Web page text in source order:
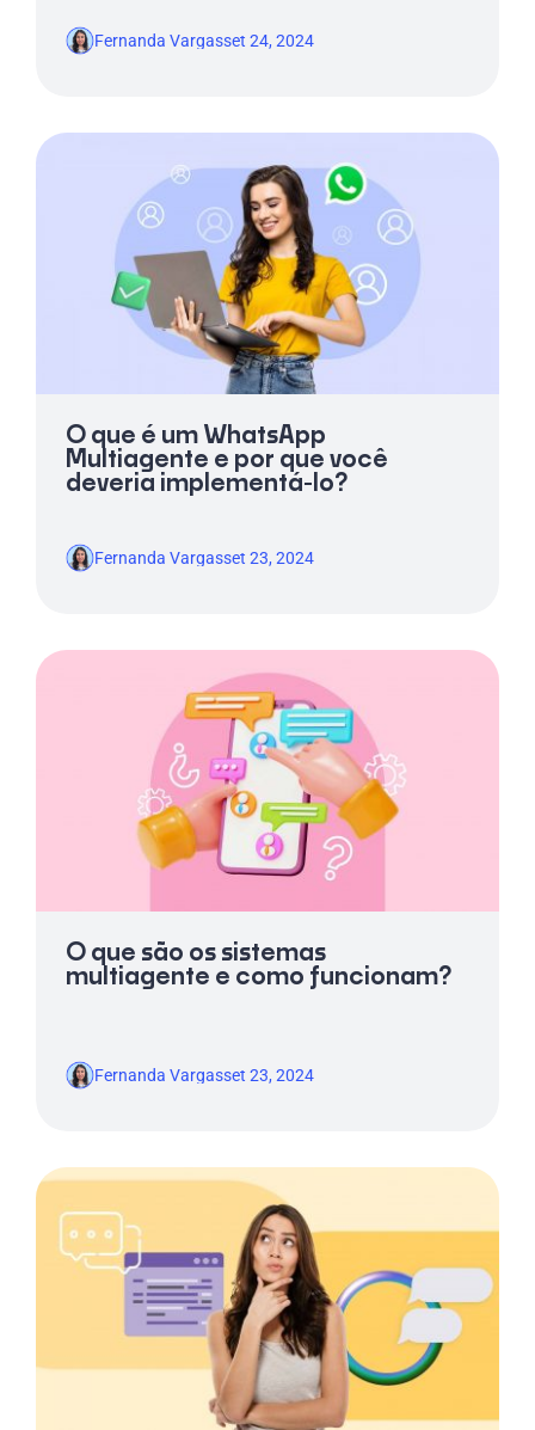
Fernanda Vargasset 24, 2024
O que é um WhatsApp
Multiagente e por que você
deveria implementá-lo?
Fernanda Vargasset 23, 2024
O que são os sistemas
multiagente e como funcionam?
Fernanda Vargasset 23, 2024